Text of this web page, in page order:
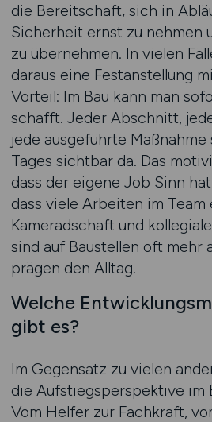
die Bereitschaft, sich in
Sicherheit ernst zu nehmen
zu übernehmen. In vielen
daraus eine Festanstellung
Vorteil: Im Bau kann man
schafft. Jeder Abschnitt,
jede ausgeführte
Tages sichtbar da. Das
dass der eigene Job Sinn
dass viele Arbeiten im
Kameradschaft und
sind auf Baustellen oft mehr
prägen den Alltag.
Welche
gibt es?
Im Gegensatz zu vielen
die Aufstiegsperspektive im
Vom Helfer zur Fachkraft,